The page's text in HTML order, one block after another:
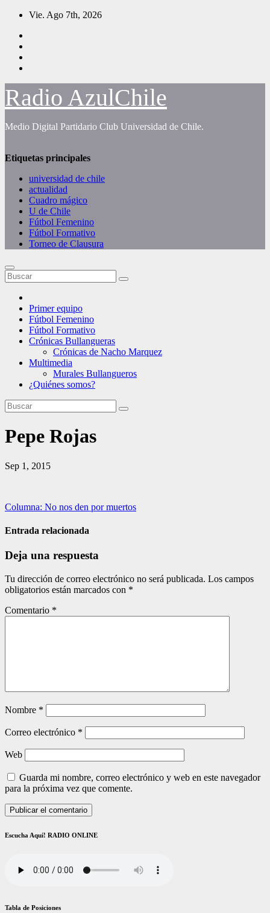
Saltar
contenido
Vie. Ago 7th, 2026
Radio AzulChile
Medio Digital Partidario Club Universidad de Chile.
Etiquetas principales
universidad de chile
actualidad
Cuadro mágico
U de Chile
Fútbol Femenino
Fútbol Formativo
Torneo de Clausura
Primer equipo
Fútbol Femenino
Fútbol Formativo
Crónicas Bullangueras
Crónicas de Nacho Marquez
Multimedia
Murales Bullangueros
¿Quiénes somos?
Pepe Rojas
Sep 1, 2015
Navegación
de
Columna: No nos den por muertos
Entrada relacionada
Deja una respuesta
Tu dirección de correo electrónico no será publicada. Los campos
obligatorios están marcados con *
Comentario *
Nombre *
Correo electrónico *
Web
Guarda mi nombre, correo electrónico y web en este navegador
para la próxima vez que comente.
Escucha Aquí! RADIO ONLINE
Tabla de Posiciones